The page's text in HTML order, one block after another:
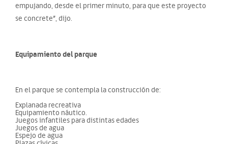
empujando, desde el primer minuto, para que este proyecto
se concrete”, dijo.
Equipamiento del parque
En el parque se contempla la construcción de:
Explanada recreativa
Equipamiento náutico.
Juegos infantiles para distintas edades
Juegos de agua
Espejo de agua